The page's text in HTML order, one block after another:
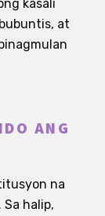
kasali
at
ANG
na
halip,